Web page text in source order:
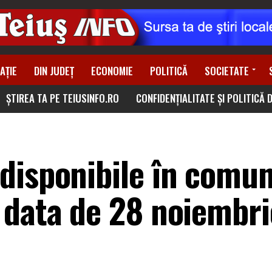
DIN JUDEȚ ECONOMIE POLITICĂ SOCIETATE
ȘTIREA TA PE TEIUSINFO.RO
CONFIDENȚIALITATE ȘI POLITICĂ
în
data de 28